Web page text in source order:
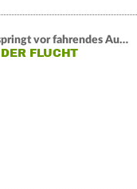
BaWü: Mann springt vor fahrendes Auto und schießt
FLUCHT